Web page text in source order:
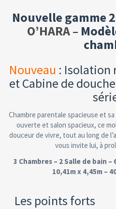
Nouvelle gamme
O’HARA–
Nouveau : Isolation
et Cabine de
Chambre parentale spacieuse et
ouverte et salon spacieux, ce
douceur de vivre, tout au long de
vous invite lui, à
3 Chambres – 2 Salle de bain
10,41m x 4,45m –
Les points forts